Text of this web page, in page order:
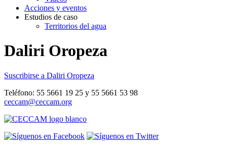
Acciones y eventos
Estudios de caso
Territorios del agua
Daliri Oropeza
Suscribirse a Daliri Oropeza
Teléfono: 55 5661 19 25 y 55 5661 53 98
ceccam@ceccam.org